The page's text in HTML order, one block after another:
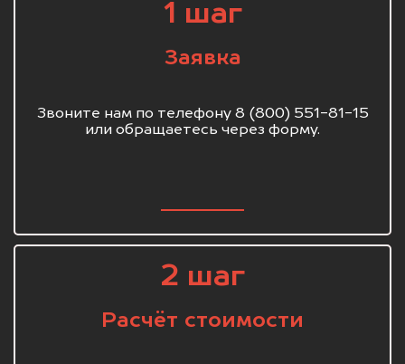
1 шаг
Заявка
Звоните нам по телефону 8 (800) 551-81-15
или обращаетесь через форму.
2 шаг
Расчёт стоимости